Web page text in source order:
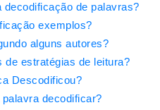
de palavras?
exemplos?
alguns autores?
de estratégias de leitura?
Descodificou?
decodificar?